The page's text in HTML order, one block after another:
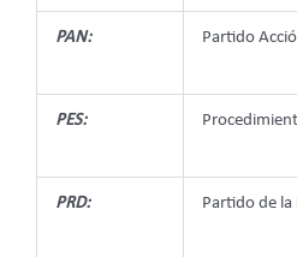
PAN: Partido
PES:
PRD: Partido de